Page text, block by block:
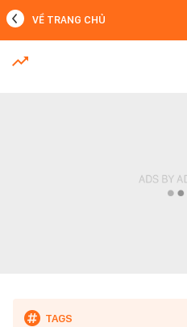
MỚI NHẤT
VỀ TRANG CHỦ